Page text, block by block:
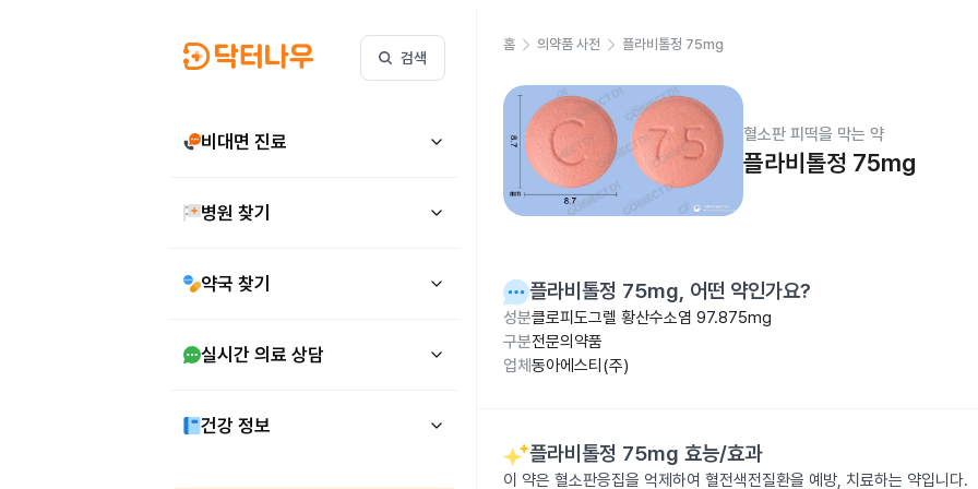
검색
비대면 진료
병원 찾기
약국 찾기
실시간 의료 상담
건강 정보
홈 의약품 사전 플라비톨정 75mg
혈소판 피떡을 막는 약
플라비톨정 75mg
플라비톨정 75mg, 어떤 약인가요?
성분클로피도그렐 황산수소염 97.875mg
구분전문의약품
업체 동아에스티(주)
플라비톨정 75mg 효능/효과
이 약은 혈소판응집을 억제하여 혈전색전질환을 예방, 치료하는 약입니다.